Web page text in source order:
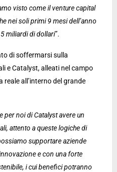
visto come il venture capital
nei soli primi 9 mesi dell’anno
miliardi di dollari”.
di soffermarsi sulla
e Catalyst, alleati nel campo
all’interno del grande
per noi di Catalyst avere un
attento a queste logiche di
supportare aziende
e con una forte
i cui benefici potranno